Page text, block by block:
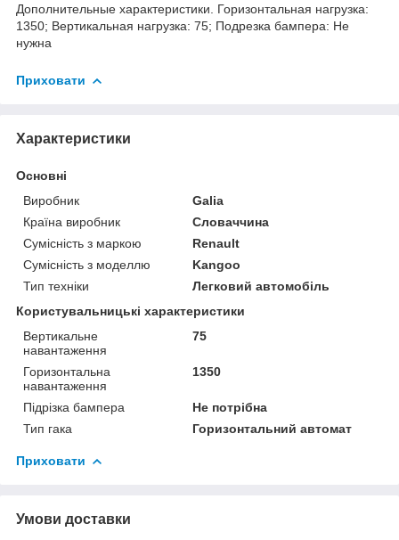
Дополнительные характеристики. Горизонтальная нагрузка:
1350; Вертикальная нагрузка: 75; Подрезка бампера: Не
нужна
Приховати
Характеристики
Основні
Виробник
Galia
Країна виробник
Словаччина
Сумісність з маркою
Renault
Сумісність з моделлю
Kangoo
Тип техніки
Легковий автомобіль
Користувальницькі характеристики
Вертикальне
навантаження
75
Горизонтальна
навантаження
1350
Підрізка бампера
Не потрібна
Тип гака
Горизонтальний автомат
Приховати
Умови доставки